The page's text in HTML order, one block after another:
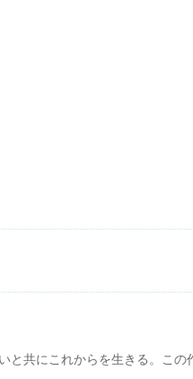
と共にこれからを生きる。この